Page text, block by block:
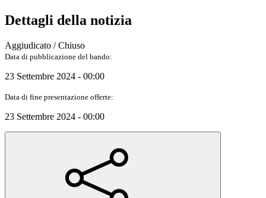
Dettagli della notizia
Aggiudicato / Chiuso
Data di pubblicazione del bando:
23 Settembre 2024 - 00:00
Data di fine presentazione offerte:
23 Settembre 2024 - 00:00